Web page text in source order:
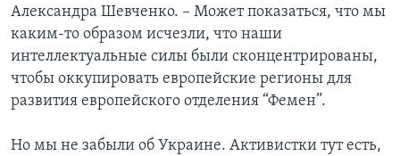
Александра Шевченко. – Может показаться, что мы
каким-то образом исчезли, что наши
интеллектуальные силы были сконцентрированы,
чтобы оккупировать европейские регионы для
развития европейского отделения “Фемен”.
Но мы не забыли об Украине. Активистки тут есть,